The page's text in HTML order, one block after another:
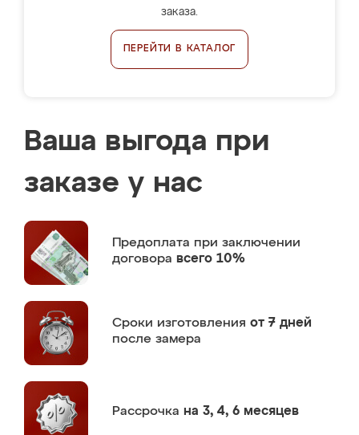
заказа.
ПЕРЕЙТИ В КАТАЛОГ
Ваша выгода при
заказе у нас
Предоплата при заключении
договора всего 10%
Сроки изготовления от 7 дней
после замера
Рассрочка на 3, 4, 6 месяцев